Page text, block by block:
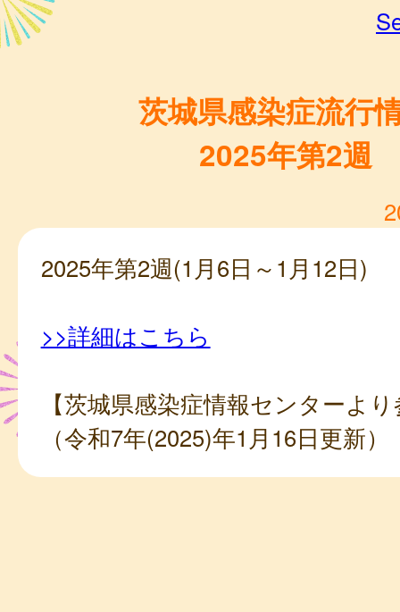
茨城県感染症流行
2025年第2週
2025年第2週(1月6日～1月12日)
>>詳細はこちら
【茨城県感染症情報センターよ
（令和7年(2025)年1月16日更新）